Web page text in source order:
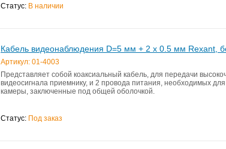
Статус: В наличии
Кабель видеонаблюдения D=5 мм + 2 x 0.5 мм Rexant,
Артикул: 01-4003
Представляет собой коаксиальный кабель, для передачи
видеосигнала приемнику, и 2 провода питания, необходимых
камеры, заключенные под общей оболочкой.
Статус: Под заказ